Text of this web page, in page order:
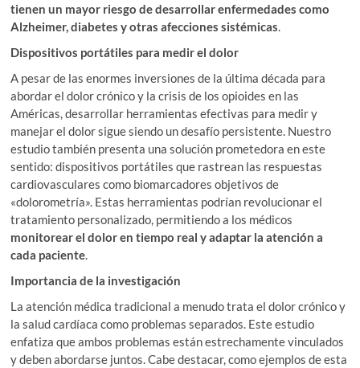
tienen un mayor riesgo de desarrollar enfermedades como
Alzheimer, diabetes y otras afecciones sistémicas.
Dispositivos portátiles para medir el dolor
A pesar de las enormes inversiones de la última década para
abordar el dolor crónico y la crisis de los opioides en las
Américas, desarrollar herramientas efectivas para medir y
manejar el dolor sigue siendo un desafío persistente. Nuestro
estudio también presenta una solución prometedora en este
sentido: dispositivos portátiles que rastrean las respuestas
cardiovasculares como biomarcadores objetivos de
«dolorometría». Estas herramientas podrían revolucionar el
tratamiento personalizado, permitiendo a los médicos
monitorear el dolor en tiempo real y adaptar la atención a
cada paciente.
Importancia de la investigación
La atención médica tradicional a menudo trata el dolor crónico y
la salud cardíaca como problemas separados. Este estudio
enfatiza que ambos problemas están estrechamente vinculados
y deben abordarse juntos. Cabe destacar, como ejemplos de esta